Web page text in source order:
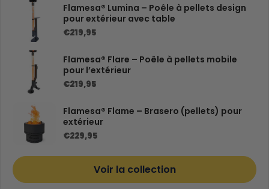
Flamesa® Lumina – Poêle à pellets design
pour extérieur avec table
€219,95
Flamesa® Flare – Poêle à pellets mobile
pour l’extérieur
€219,95
Flamesa® Flame – Brasero (pellets) pour
extérieur
€229,95
Voir la collection